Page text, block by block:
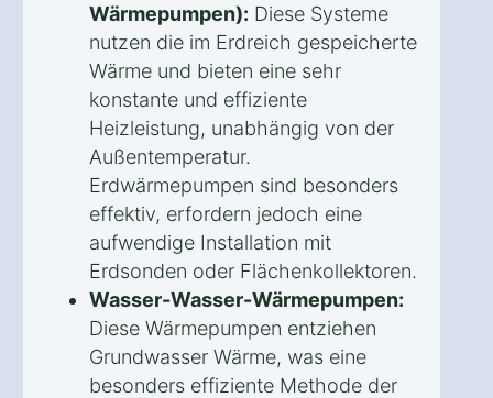
Wärmepumpen): Diese Systeme
nutzen die im Erdreich gespeicherte
Wärme und bieten eine sehr
konstante und effiziente
Heizleistung, unabhängig von der
Außentemperatur.
Erdwärmepumpen sind besonders
effektiv, erfordern jedoch eine
aufwendige Installation mit
Erdsonden oder Flächenkollektoren.
Wasser-Wasser-Wärmepumpen:
Diese Wärmepumpen entziehen
Grundwasser Wärme, was eine
besonders effiziente Methode der